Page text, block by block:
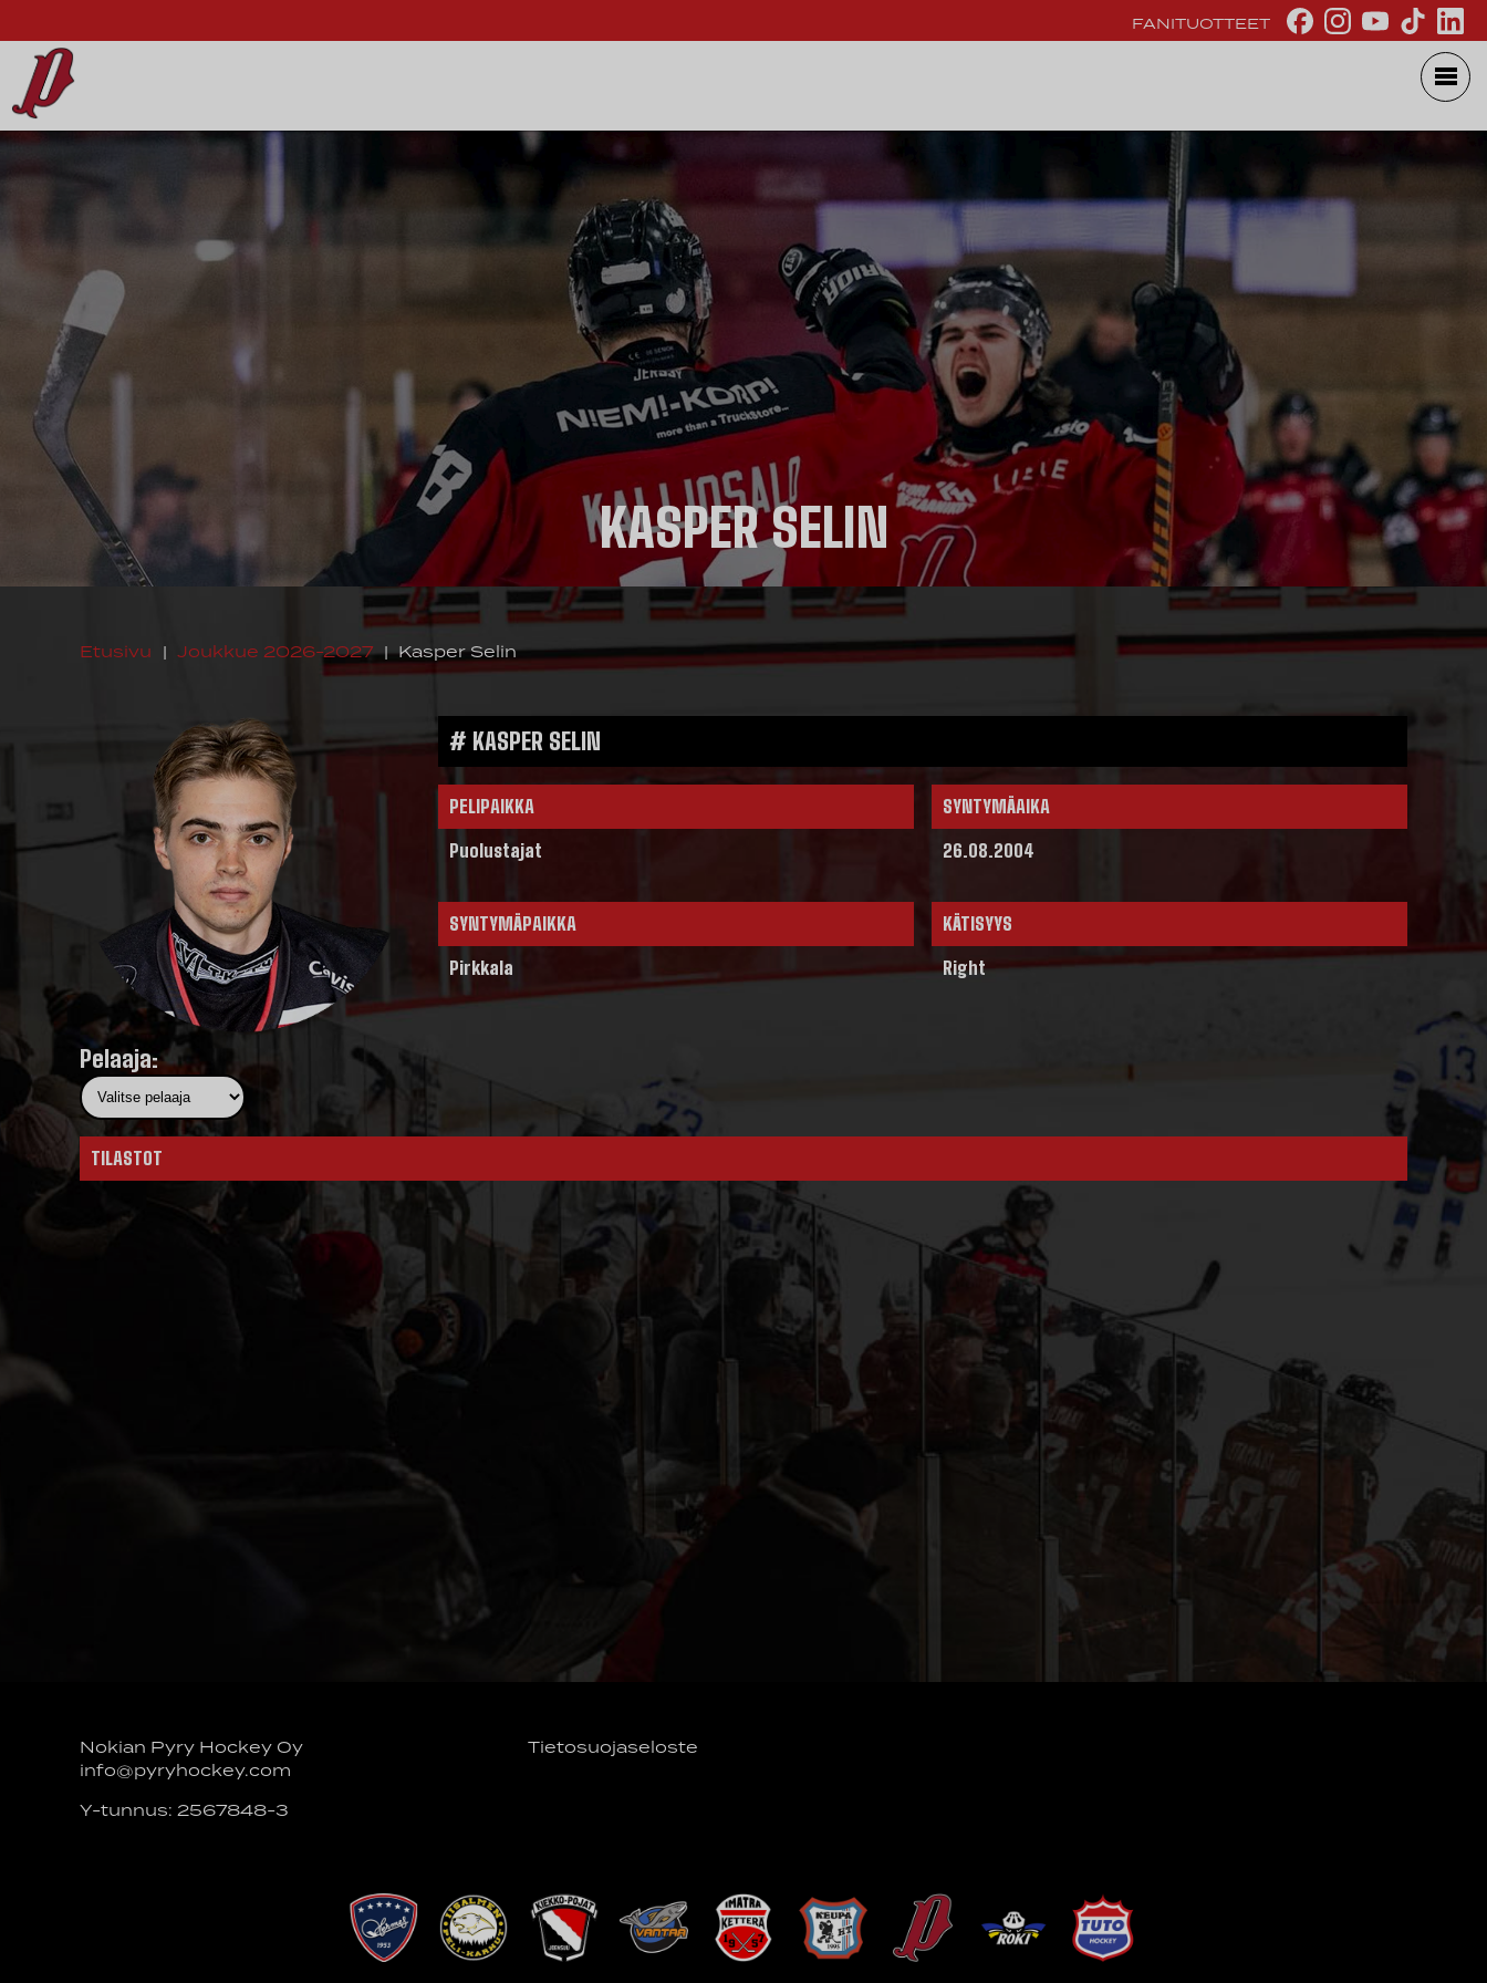
FANITUOTTEET
KASPER SELIN
Etusivu | Joukkue 2026-2027 | Kasper Selin
Pelaaja:
# KASPER SELIN
PELIPAIKKA
Puolustajat
SYNTYMÄAIKA
26.08.2004
SYNTYMÄPAIKKA
Pirkkala
KÄTISYYS
Right
TILASTOT
Nokian Pyry Hockey Oy
info@pyryhockey.com
Y-tunnus: 2567848-3
Tietosuojaseloste